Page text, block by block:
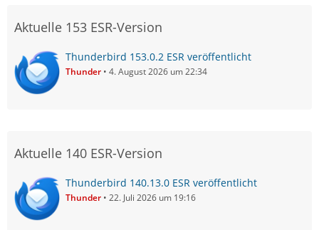
Aktuelle 153 ESR-Version
Thunderbird 153.0.2 ESR veröffentlicht
Thunder 4. August 2026 um 22:34
Aktuelle 140 ESR-Version
Thunderbird 140.13.0 ESR veröffentlicht
Thunder 22. Juli 2026 um 19:16